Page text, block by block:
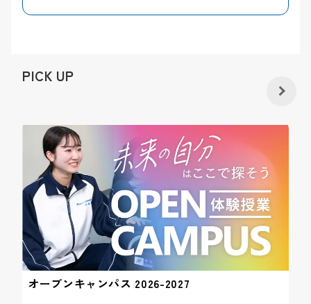
PICK UP
オープンキャンパス 2026-2027